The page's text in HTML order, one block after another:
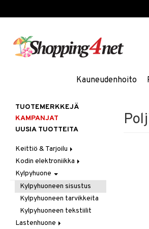
Kauneudenhoito
TUOTEMERKKEJÄ
KAMPANJAT
UUSIA TUOTTEITA
Keittiö & Tarjoilu
Aterimet
Kannut & Karahvit
Keittiösäilytys
Keittiötekstiilit
Keittiövälineet
Kodinkoneet
Kodin elektroniikka
Ääni
Kylpyhuone
Kylpyhuoneen sisustus
Kylpyhuoneen tarvikkeita
Kylpyhuoneen tekstiilit
Lastenhuone